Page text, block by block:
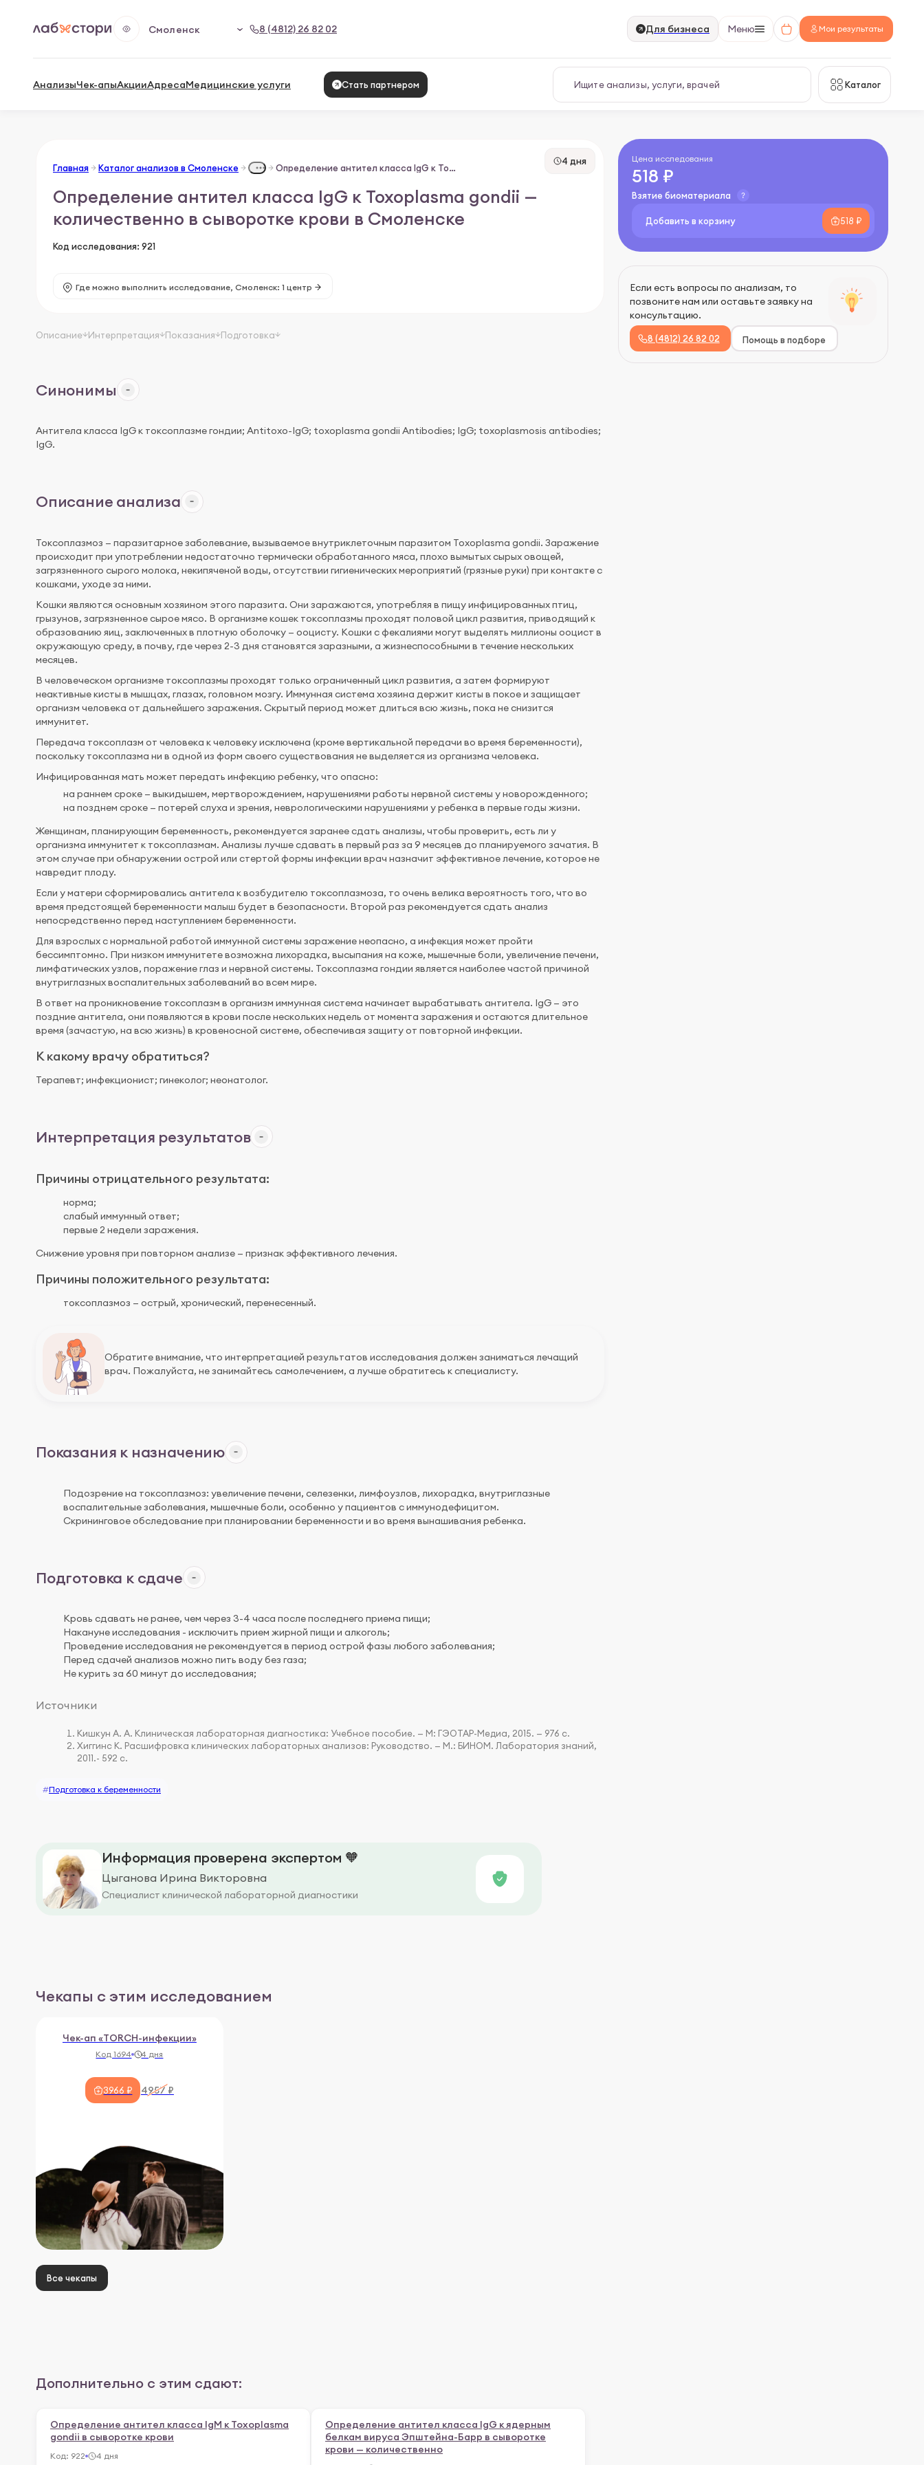
Смоленск 8 (4812) 26 82 02 Для бизнеса Меню Мои результаты
АнализыЧек-апыАкцииАдресаМедицинские услуги Стать партнером Каталог
4 дня
Главная Каталог анализов в Смоленске Определение антител класса IgG к Toxoplasmа gondii — количественно в сыворотке крови
Определение антител класса IgG к Toxoplasmа gondii —
количественно в сыворотке крови в Смоленске
Код исследования: 921
Где можно выполнить исследование, Смоленск: 1 центр
Цена исследования
518 ₽
Взятие биоматериала
Добавить в корзину 518 ₽
Если есть вопросы по анализам, то
позвоните нам или оставьте заявку на
консультацию.
8 (4812) 26 82 02 Помощь в подборе
Описание Интерпретация Показания Подготовка
Синонимы
Антитела класса IgG к токсоплазме гондии; Antitoxo-IgG; toxoplasma gondii Antibodies; IgG; toxoplasmosis antibodies;
IgG.
Описание анализа
Токсоплазмоз — паразитарное заболевание, вызываемое внутриклеточным парaзитом Toxoplasma gondii. Заражение
происходит при употреблении недостаточно термически обработанного мяса, плохо вымытых сырых овощей,
загрязненного сырого молока, некипяченой воды, отсутствии гигиенических мероприятий (грязные руки) при контакте с
кошками, уходе за ними.
Кошки являются основным хозяином этого паразита. Они заражаются, употребляя в пищу инфицированных птиц,
грызунов, загрязненное сырое мясо. В организме кошек токсоплазмы проходят половой цикл развития, приводящий к
образованию яиц, заключенных в плотную оболочку — ооцисту. Кошки с фекалиями могут выделять миллионы ооцист в
окружающую среду, в почву, где через 2-3 дня становятся заразными, а жизнеспособными в течение нескольких
месяцев.
В человеческом организме токсоплазмы проходят только ограниченный цикл развития, а затем формируют
неактивные кисты в мышцах, глазах, головном мозгу. Иммунная система хозяина держит кисты в покое и защищает
организм человека от дальнейшего заражения. Скрытый период может длиться всю жизнь, пока не снизится
иммунитет.
Передача токсоплазм от человека к человеку исключена (кроме вертикальной передачи во время беременности),
поскольку токсоплазма ни в одной из форм своего существования не выделяется из организма человека.
Инфицированная мать может передать инфекцию ребенку, что опасно:
на раннем сроке — выкидышем, мертворождением, нарушениями работы нервной системы у новорожденного;
на позднем сроке — потерей слуха и зрения, неврологическими нарушениями у ребенка в первые годы жизни.
Женщинам, планирующим беременность, рекомендуется заранее сдать анализы, чтобы проверить, есть ли у
организма иммунитет к токсоплазмам. Анализы лучше сдавать в первый раз за 9 месяцев до планируемого зачатия. В
этом случае при обнаружении острой или стертой формы инфекции врач назначит эффективное лечение, которое не
навредит плоду.
Если у матери сформировались антитела к возбудителю токсоплазмоза, то очень велика вероятность того, что во
время предстоящей беременности малыш будет в безопасности. Второй раз рекомендуется сдать анализ
непосредственно перед наступлением беременности.
Для взрослых с нормальной работой иммунной системы заражение неопасно, а инфекция может пройти
бессимптомно. При низком иммунитете возможна лихорадка, высыпания на коже, мышечные боли, увеличение печени,
лимфатических узлов, поражение глаз и нервной системы. Токсоплазма гондии является наиболее частой причиной
внутриглазных воспалительных заболеваний во всем мире.
В ответ на проникновение токсоплазм в организм иммунная система начинает вырабатывать антитела. IgG — это
поздние антитела, они появляются в крови после нескольких недель от момента заражения и остаются длительное
время (зачастую, на всю жизнь) в кровеносной системе, обеспечивая защиту от повторной инфекции.
К какому врачу обратиться?
Терапевт; инфекционист; гинеколог; неонатолог.
Интерпретация результатов
Причины отрицательного результата:
норма;
слабый иммунный ответ;
первые 2 недели заражения.
Снижение уровня при повторном анализе — признак эффективного лечения.
Причины положительного результата:
токсоплазмоз — острый, хронический, перенесенный.
Обратите внимание, что интерпретацией результатов исследования должен заниматься лечащий
врач. Пожалуйста, не занимайтесь самолечением, а лучше обратитесь к специалисту.
Показания к назначению
Подозрение на токсоплазмоз: увеличение печени, селезенки, лимфоузлов, лихорадка, внутриглазные
воспалительные заболевания, мышечные боли, особенно у пациентов с иммунодефицитом.
Скрининговое обследование при планировании беременности и во время вынашивания ребенка.
Подготовка к сдаче
Кровь сдавать не ранее, чем через 3-4 часа после последнего приема пищи;
Накануне исследования - исключить прием жирной пищи и алкоголь;
Проведение исследования не рекомендуется в период острой фазы любого заболевания;
Перед сдачей анализов можно пить воду без газа;
Не курить за 60 минут до исследования;
Источники
Кишкун А. А. Клиническая лабораторная диагностика: Учебное пособие. — М: ГЭОТАР-Медиа, 2015. — 976 с.
Хиггинс К. Расшифровка клинических лабораторных анализов: Руководство. — М.: БИНОМ. Лаборатория знаний,
2011.- 592 с.
#Подготовка к беременности
Информация проверена экспертом 🧡
Цыганова Ирина Викторовна
Специалист клинической лабораторной диагностики
Чекапы с этим исследованием
Чек-ап «TORCH-инфекции»
Код 1694 4 дня
3966 ₽ 4957 ₽
Все чекапы
Дополнительно с этим сдают:
Определение антител класса IgM к Toxoplasmа
gondii в сыворотке крови
Код: 922 4 дня
Определение антител класса IgG к ядерным
белкам вируса Эпштейна-Барр в сыворотке
крови — количественно